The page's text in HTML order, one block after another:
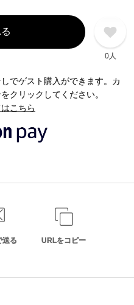
0人
でゲスト購入ができます。カ
クリックしてください。
こちら
送る URLをコピー